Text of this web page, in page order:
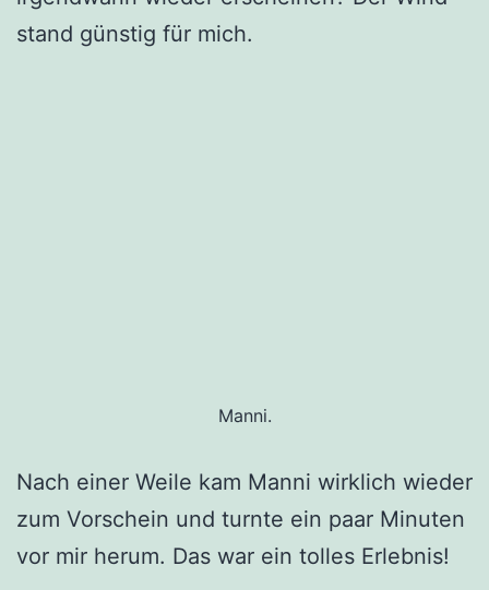
stand günstig für mich.
Manni.
Nach einer Weile kam Manni wirklich wieder
zum Vorschein und turnte ein paar Minuten
vor mir herum. Das war ein tolles Erlebnis!